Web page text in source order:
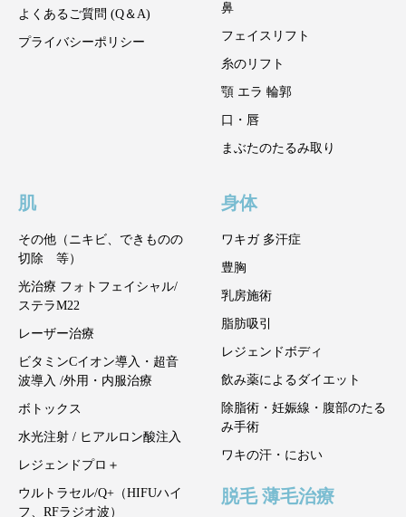
よくあるご質問 (Q＆A)
プライバシーポリシー
鼻
フェイスリフト
糸のリフト
顎 エラ 輪郭
口・唇
まぶたのたるみ取り
肌
その他（ニキビ、できものの
切除 等）
光治療 フォトフェイシャル/
ステラM22
レーザー治療
ビタミンCイオン導入・超音
波導入 /外用・内服治療
ボトックス
水光注射 / ヒアルロン酸注入
レジェンドプロ＋
ウルトラセル/Q+（HIFUハイ
フ、RFラジオ波）
身体
ワキガ 多汗症
豊胸
乳房施術
脂肪吸引
レジェンドボディ
飲み薬によるダイエット
除脂術・妊娠線・腹部のたる
み手術
ワキの汗・におい
脱毛 薄毛治療